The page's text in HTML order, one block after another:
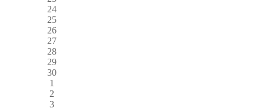
24
25
26
27
28
29
30
1
2
3